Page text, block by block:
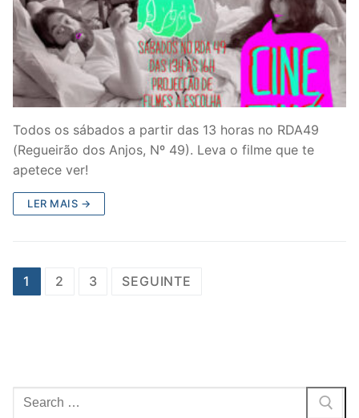
Todos os sábados a partir das 13 horas no RDA49
(Regueirão dos Anjos, Nº 49). Leva o filme que te
apetece ver!
LER MAIS →
Posts
1 2 3 SEGUINTE
Pesquisar